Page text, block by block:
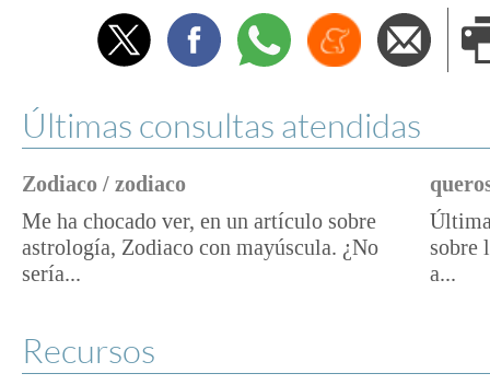
TwitterFacebookWhatsappMenéame
Últimas consultas atendidas
Zodiaco / zodiaco
Me ha chocado ver, en un artículo sobre
astrología, Zodiaco con mayúscula. ¿No
sería...
sobre
a...
Recursos